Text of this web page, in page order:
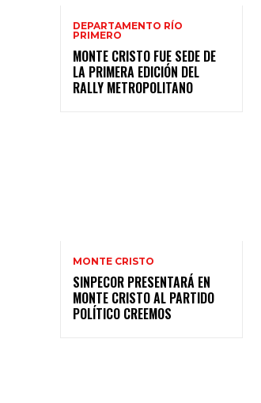
DEPARTAMENTO RÍO
PRIMERO
MONTE CRISTO FUE SEDE DE
LA PRIMERA EDICIÓN DEL
RALLY METROPOLITANO
MONTE CRISTO
SINPECOR PRESENTARÁ EN
MONTE CRISTO AL PARTIDO
POLÍTICO CREEMOS